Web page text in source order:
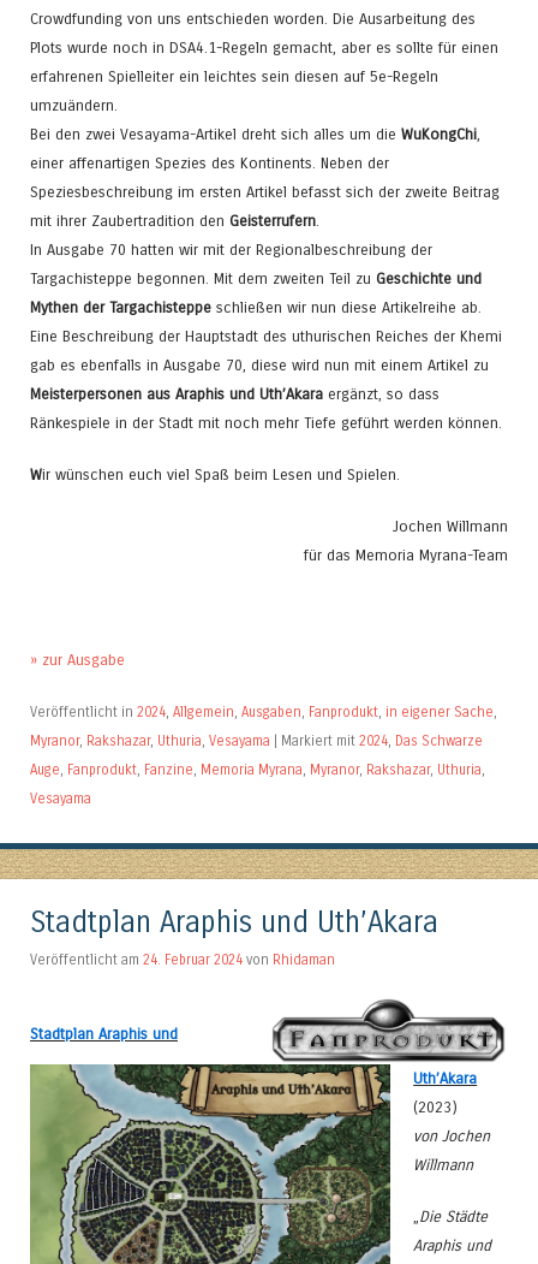
Crowdfunding von uns entschieden worden. Die Ausarbeitung des
Plots wurde noch in DSA4.1-Regeln gemacht, aber es sollte für einen
erfahrenen Spielleiter ein leichtes sein diesen auf 5e-Regeln
umzuändern.
Bei den zwei Vesayama-Artikel dreht sich alles um die WuKongChi
einer affenartigen Spezies des Kontinents. Neben der
Speziesbeschreibung im ersten Artikel befasst sich der zweite Beitrag
mit ihrer Zaubertradition den Geisterrufern
In Ausgabe 70 hatten wir mit der Regionalbeschreibung der
Targachisteppe begonnen. Mit dem zweiten Teil zu Geschichte und
Mythen der Targachisteppe schließen wir nun diese Artikelreihe ab.
Eine Beschreibung der Hauptstadt des uthurischen Reiches der Khemi
gab es ebenfalls in Ausgabe 70, diese wird nun mit einem Artikel zu
Meisterpersonen aus Araphis und Uth’Akara ergänzt, so dass
Ränkespiele in der Stadt mit noch mehr Tiefe geführt werden können.
Wir wünschen euch viel Spaß beim Lesen und Spielen.
Jochen Willmann
für das Memoria Myrana-Team
» zur Ausgabe
Veröffentlicht in 2024 Allgemein Ausgaben Fanprodukt in eigener Sache
Myranor, Rakshazar, Uthuria Vesayama | Markiert mit 2024 Das Schwarze
Auge Fanprodukt Fanzine Memoria Myrana Myranor, Rakshazar, Uthuria
Vesayama
Stadtplan Araphis und Uth’Akara
Veröffentlicht am 24. Februar 2024 von Rhidaman
Stadtplan Araphis und
Uth’Akara
(2023)
von Jochen
Willmann
„Die Städte
Araphis und